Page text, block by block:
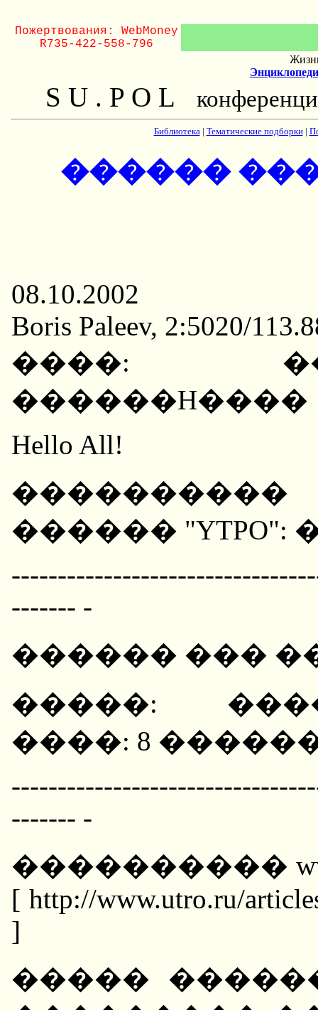
Пожертвования: WebMoney
R735-422-558-796
S U . P O L
Библиотека| Тематические подборки|
������
08.10.2002
Boris Paleev, 2:5020/
����:
������H����
Hello All!
������
------- -
������ ���
�����:
����: 8
------- -
����������
[ http://www.utro.ru/
]
�����